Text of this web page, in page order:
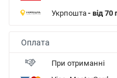
Укрпошта- від 70
Оплата
При отриманні